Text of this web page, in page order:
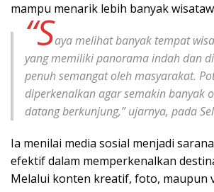
mampu menarik lebih banyak
“Saya melihat banyak tempat
yang memiliki panorama indah dan
penuh semangat oleh masyarakat.
diperkenalkan agar semakin banyak
datang berkunjung,” ujarnya, pada
Ia menilai media sosial menjadi
efektif dalam memperkenalkan
Melalui konten kreatif, foto, maupun